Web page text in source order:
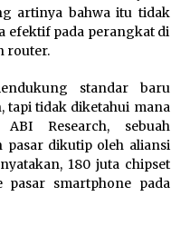
Sports Summit
Siap Hadirkan
Beyond the Game
Diharapkan
Takluk dari Vietnam di
artinya bahwa itu tidak
efektif pada perangkat di
router.
standar baru
tapi tidak diketahui mana
Research, sebuah
pasar dikutip oleh aliansi
180 juta chipset
smartphone pada